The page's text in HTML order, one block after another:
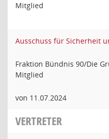
Mitglied
Ausschuss für Sicherheit
Fraktion Bündnis 90/Die
Mitglied
von 11.07.2024
VERTRETER